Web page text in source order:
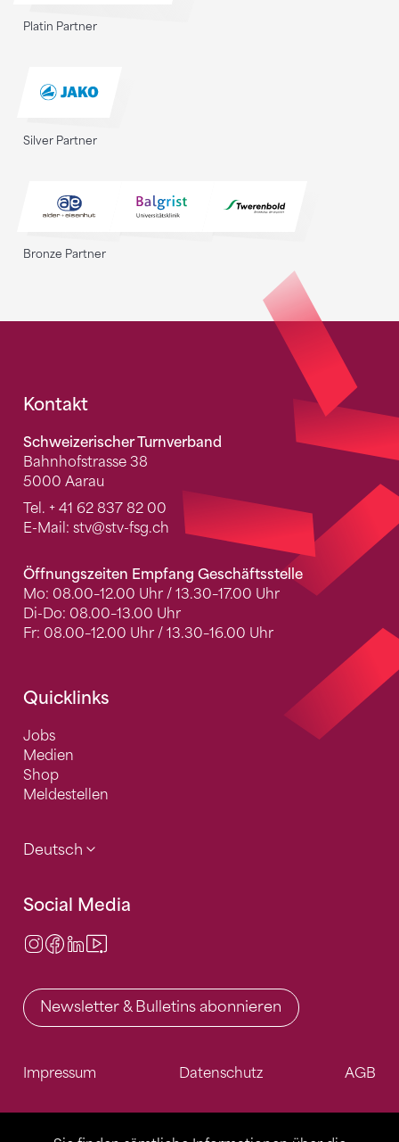
Platin Partner
Silver Partner
Bronze Partner
Fusszeile
Kontakt
Schweizerischer Turnverband
Bahnhofstrasse 38
5000 Aarau
Tel. + 41 62 837 82 00
E-Mail: stv@stv-fsg.ch
Öffnungszeiten Empfang Geschäftsstelle
Mo: 08.00–12.00 Uhr / 13.30–17.00 Uhr
Di-Do: 08.00–13.00 Uhr
Fr: 08.00–12.00 Uhr / 13.30–16.00 Uhr
Quicklinks
Jobs
Medien
Shop
Meldestellen
Deutsch
Social Media
Instagram
Facebook
LinkedIn
Newsletter & Bulletins abonnieren
Impressum Datenschutz AGB